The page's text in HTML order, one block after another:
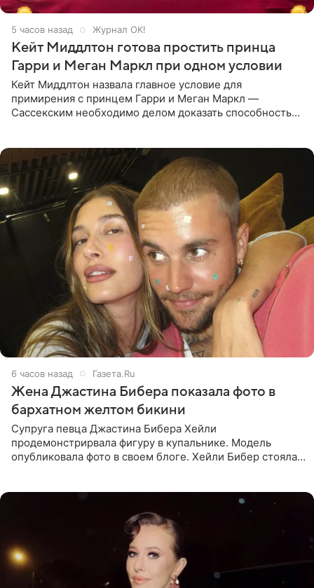
5 часов назад Журнал OK!
Кейт Миддлтон готова простить принца
Гарри и Меган Маркл при одном условии
Кейт Миддлтон назвала главное условие для
примирения с принцем Гарри и Меган Маркл —
Сассекским необходимо делом доказать способность
6 часов назад Газета.Ru
Жена Джастина Бибера показала фото в
бархатном желтом бикини
Супруга певца Джастина Бибера Хейли
продемонстрирвала фигуру в купальнике. Модель
опубликовала фото в своем блоге. Хейли Бибер стояла